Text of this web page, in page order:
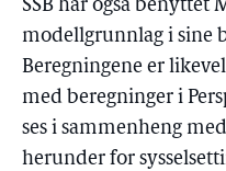
SSB har også benyttet
modellgrunnlag i sine
Beregningene er
med beregninger i
ses i sammenheng
herunder for